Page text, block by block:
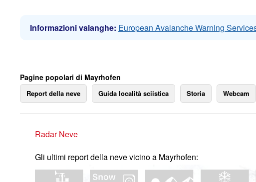
Informazioni valanghe: European Avalanche Warning
Pagine popolari di Mayrhofen
Report della neve Guida località sciistica Storia Webcam
Radar Neve
Gli ultimi report della neve vicino a Mayrhofen: